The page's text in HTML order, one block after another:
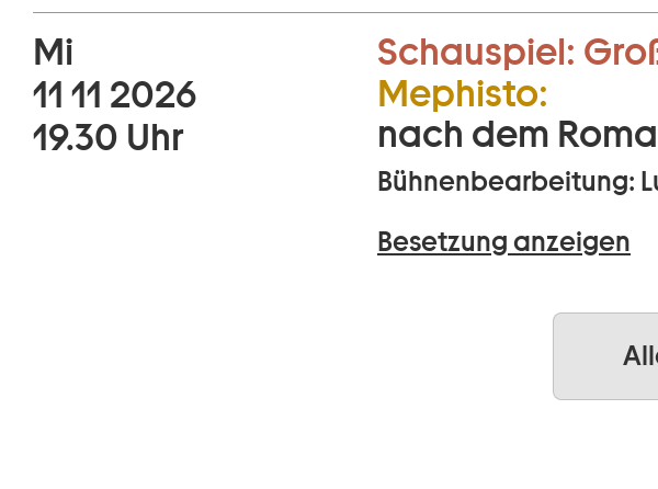
Mi
11 11 2026
19.30 Uhr
Schauspiel:
Mephisto:
nach dem
Bühnenbearbeitung:
Besetzung anzeigen